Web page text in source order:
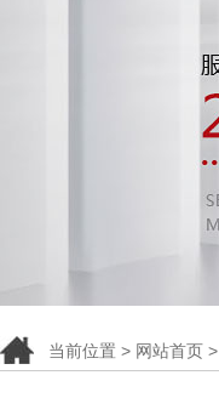
当前位置 > 网站首页 >